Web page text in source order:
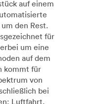
auf einem
den Rest.
für
um eine
auf dem
kommt für
von
bei
Luftfahrt,